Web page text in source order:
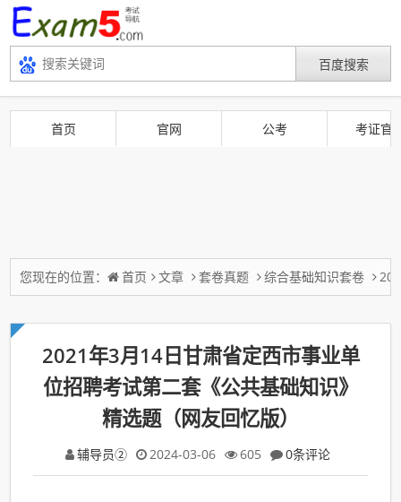
首页 官网 公考 考证官
您现在的位置： 首页 文章 套卷真题 综合基础知识套卷
2021年3月14日甘肃省定西市事业单
位招聘考试第二套《公共基础知识》
精选题（网友回忆版）
辅导员② 2024-03-06 605 0条评论